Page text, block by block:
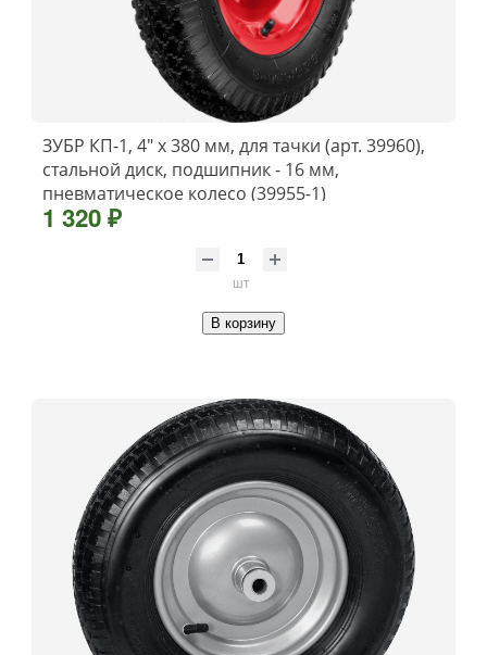
ЗУБР КП-1, 4″ х 380 мм, для тачки (арт. 39960),
стальной диск, подшипник - 16 мм,
пневматическое колесо (39955-1)
1 320 ₽
шт
В корзину